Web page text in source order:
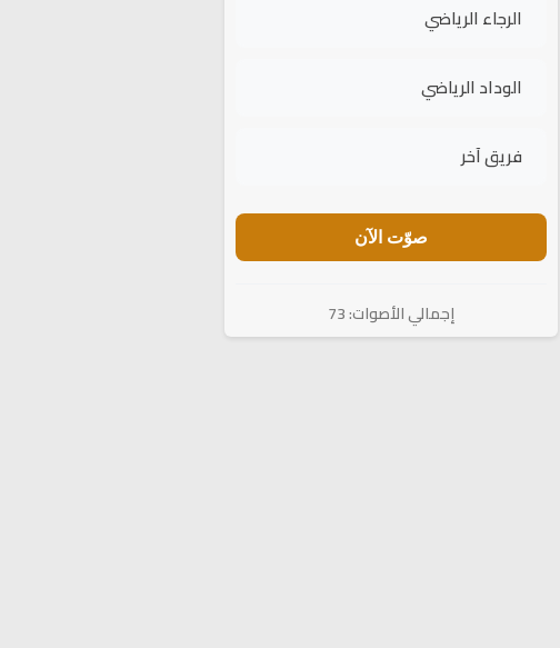
الرجاء الرياضي
الوداد الرياضي
فريق آخر
صوّت الآن
إجمالي الأصوات: 73